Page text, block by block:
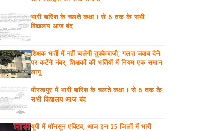
भारी बारिश के चलते कक्षा 1 से 8 तक के सभी
विद्यालय आज बंद
शिक्षक भर्ती में नहीं चलेगी तुक्केबाजी, गलत जवाब देने
पर कटेंगे नंबर, शिक्षकों की भर्तियों में नियम एक समान
लागू
मीरजापुर में भारी बारिश के चलते कक्षा 1 से 8 तक के
सभी विद्यालय आज बंद
यूपी में मॉनसून एक्टिव, आज इन 25 जिलों में भारी